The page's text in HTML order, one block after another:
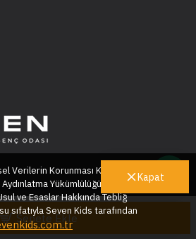
Sepete Ekle
Kids © 2025
Kapat
Verilerin Korunması Kanunu’nun
Yükümlülüğünün Yerine
ve Esaslar Hakkında Tebliğ
sıfatıyla Seven Kids tarafından